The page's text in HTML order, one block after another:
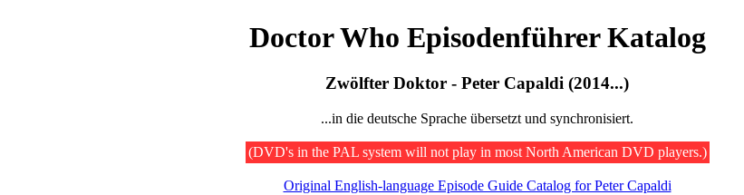
Doctor Who Episodenführer Katalog
Zwölfter Doktor - Peter Capaldi (2014...)
...in die deutsche Sprache übersetzt und synchronisiert.
(DVD's in the PAL system will not play in most North American DVD players.)
Original English-language Episode Guide Catalog for Peter Capaldi